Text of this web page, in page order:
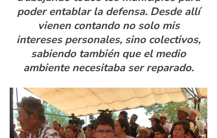
poder entablar la defensa. Desde allí
vienen contando no solo mis
intereses personales, sino colectivos,
sabiendo también que el medio
ambiente necesitaba ser reparado.